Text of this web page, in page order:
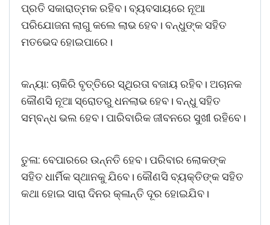
ପ୍ରତି ସକାରାତ୍ମକ ରହିବ। ବ୍ୟବସାୟରେ ନୂଆ
ପରିଯୋଜନା ଲାଗୁ କଲେ ଲାଭ ହେବ। ବନ୍ଧୁଙ୍କ ସହିତ
ମତଭେଦ ହୋଇପାରେ।
କନ୍ୟା: ଚାକିରି ବୃତ୍ତିରେ ସ୍ଥିରତା ବଜାୟ ରହିବ। ଅଚାନକ
କୌଣସି ନୂଆ ସ୍ରୋତରୁ ଧନଲାଭ ହେବ। ବନ୍ଧୁ ସହିତ
ସମ୍ବନ୍ଧ ଭଲ ହେବ। ପାରିବାରିକ ଜୀବନରେ ସୁଖୀ ରହିବେ।
ତୁଳା: ବେପାରରେ ଉନ୍ନତି ହେବ। ପରିବାର ଲୋକଙ୍କ
ସହିତ ଧାର୍ମିକ ସ୍ଥାନକୁ ଯିବେ। କୌଣସି ବ୍ୟକ୍ତିଙ୍କ ସହିତ
କଥା ହୋଇ ସାରା ଦିନର କ୍ଳାନ୍ତି ଦୂର ହୋଇଯିବ।